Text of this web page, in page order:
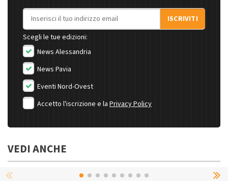
Indirizzo email
ISCRIVITI
Scegli le tue edizioni:
News Alessandria
News Pavia
Eventi Nord-Ovest
Accetto l'iscrizione e la Privacy Policy
VEDI ANCHE